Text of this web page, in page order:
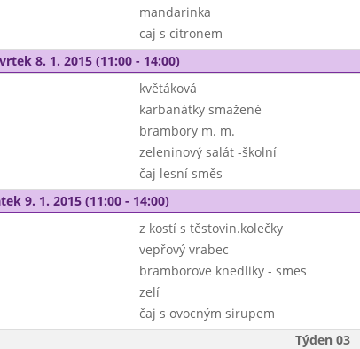
mandarinka
caj s citronem
8. 1. 2015 (11:00 - 14:00)
květáková
karbanátky smažené
brambory m. m.
zeleninový salát -školní
čaj lesní směs
9. 1. 2015 (11:00 - 14:00)
z kostí s těstovin.kolečky
vepřový vrabec
bramborove knedliky - smes
zelí
čaj s ovocným sirupem
Týden 03